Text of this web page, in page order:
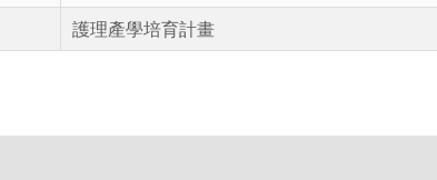
護理產學培育計畫